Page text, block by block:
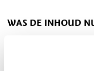
WAS DE INHOUD